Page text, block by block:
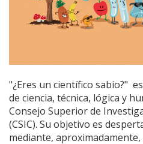
"¿Eres un científico sabio?"
de ciencia, técnica, lógica y
Consejo Superior de
(CSIC). Su objetivo es
mediante,